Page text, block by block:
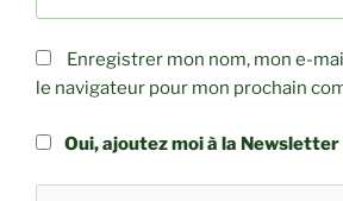
Enregistrer mon nom, mon e-
le navigateur pour mon prochain
Oui, ajoutez moi à la Newsletter